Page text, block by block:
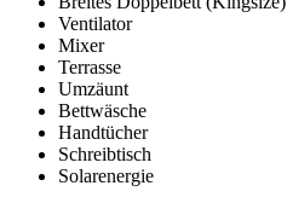
Ventilator
Mixer
Terrasse
Umzäunt
Bettwäsche
Handtücher
Schreibtisch
Solarenergie